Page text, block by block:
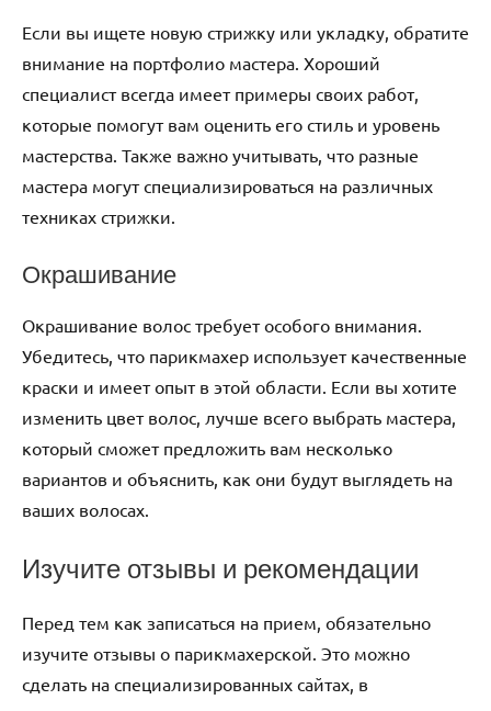
Если вы ищете новую стрижку или укладку, обратите
внимание на портфолио мастера. Хороший
специалист всегда имеет примеры своих работ,
которые помогут вам оценить его стиль и уровень
мастерства. Также важно учитывать, что разные
мастера могут специализироваться на различных
техниках стрижки.
Окрашивание
Окрашивание волос требует особого внимания.
Убедитесь, что парикмахер использует качественные
краски и имеет опыт в этой области. Если вы хотите
изменить цвет волос, лучше всего выбрать мастера,
который сможет предложить вам несколько
вариантов и объяснить, как они будут выглядеть на
ваших волосах.
Изучите отзывы и рекомендации
Перед тем как записаться на прием, обязательно
изучите отзывы о парикмахерской. Это можно
сделать на специализированных сайтах, в